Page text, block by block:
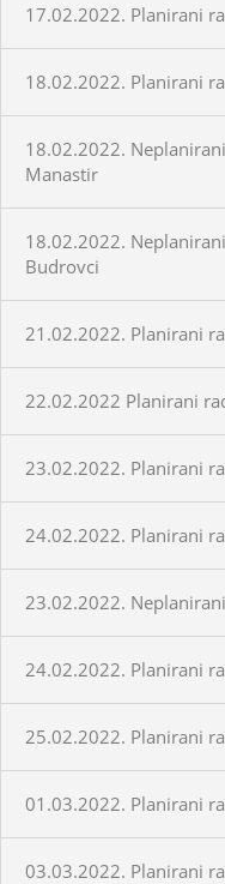
17.02.2022. Planirani
18.02.2022. Planirani
18.02.2022.
Manastir
18.02.2022.
Budrovci
21.02.2022. Planirani
22.02.2022 Planirani
23.02.2022. Planirani
24.02.2022. Planirani
23.02.2022.
24.02.2022. Planirani
25.02.2022. Planirani
01.03.2022. Planirani
03.03.2022. Planirani